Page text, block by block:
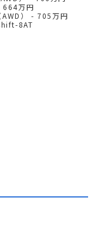
万円
） - 705万円
8AT